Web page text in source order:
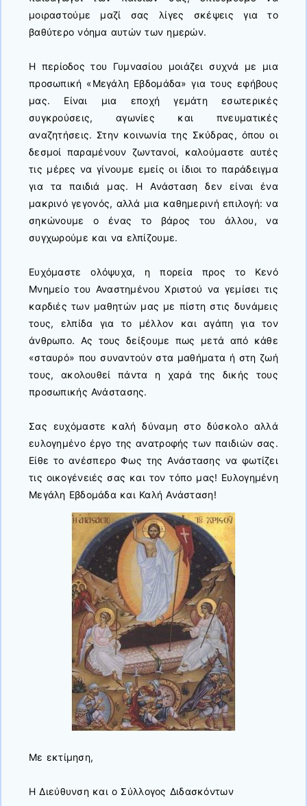
μοιραστούμε μαζί σας λίγες σκέψεις για το
βαθύτερο νόημα αυτών των ημερών.
Η περίοδος του Γυμνασίου μοιάζει συχνά με μια
προσωπική «Μεγάλη Εβδομάδα» για τους εφήβους
μας. Είναι μια εποχή γεμάτη εσωτερικές
συγκρούσεις, αγωνίες και πνευματικές
αναζητήσεις. Στην κοινωνία της Σκύδρας, όπου οι
δεσμοί παραμένουν ζωντανοί, καλούμαστε αυτές
τις μέρες να γίνουμε εμείς οι ίδιοι το παράδειγμα
για τα παιδιά μας. Η Ανάσταση δεν είναι ένα
μακρινό γεγονός, αλλά μια καθημερινή επιλογή: να
σηκώνουμε ο ένας το βάρος του άλλου, να
συγχωρούμε και να ελπίζουμε.
Ευχόμαστε ολόψυχα, η πορεία προς το Κενό
Μνημείο του Αναστημένου Χριστού να γεμίσει τις
καρδιές των μαθητών μας με πίστη στις δυνάμεις
τους, ελπίδα για το μέλλον και αγάπη για τον
άνθρωπο. Ας τους δείξουμε πως μετά από κάθε
«σταυρό» που συναντούν στα μαθήματα ή στη ζωή
τους, ακολουθεί πάντα η χαρά της δικής τους
προσωπικής Ανάστασης.
Σας ευχόμαστε καλή δύναμη στο δύσκολο αλλά
ευλογημένο έργο της ανατροφής των παιδιών σας.
Είθε το ανέσπερο Φως της Ανάστασης να φωτίζει
τις οικογένειές σας και τον τόπο μας! Ευλογημένη
Μεγάλη Εβδομάδα και Καλή Ανάσταση!
Με εκτίμηση,
Η Διεύθυνση και ο Σύλλογος Διδασκόντων